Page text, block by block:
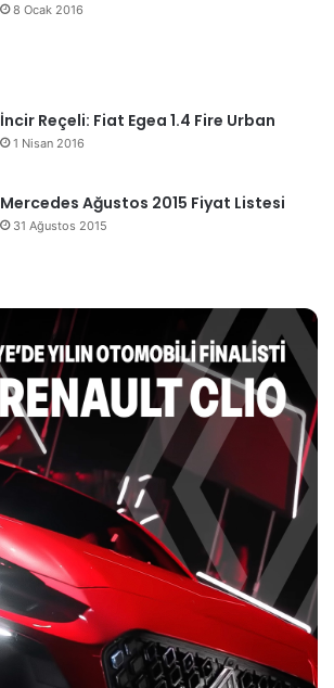
8 Ocak 2016
İncir Reçeli: Fiat Egea 1.4 Fire Urban
1 Nisan 2016
Mercedes Ağustos 2015 Fiyat Listesi
31 Ağustos 2015